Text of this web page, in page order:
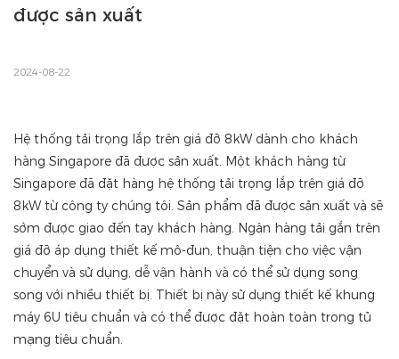
được sản xuất
2024-08-22
Hệ thống tải trọng lắp trên giá đỡ 8kW dành cho khách
hàng Singapore đã được sản xuất. Một khách hàng từ
Singapore đã đặt hàng hệ thống tải trọng lắp trên giá đỡ
8kW từ công ty chúng tôi. Sản phẩm đã được sản xuất và sẽ
sớm được giao đến tay khách hàng. Ngân hàng tải gắn trên
giá đỡ áp dụng thiết kế mô-đun, thuận tiện cho việc vận
chuyển và sử dụng, dễ vận hành và có thể sử dụng song
song với nhiều thiết bị. Thiết bị này sử dụng thiết kế khung
máy 6U tiêu chuẩn và có thể được đặt hoàn toàn trong tủ
mạng tiêu chuẩn.